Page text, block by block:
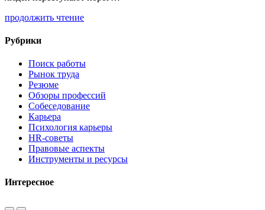
продолжить чтение
Рубрики
Поиск работы
Рынок труда
Резюме
Обзоры профессий
Собеседование
Карьера
Психология карьеры
HR-советы
Правовые аспекты
Инструменты и ресурсы
Интересное